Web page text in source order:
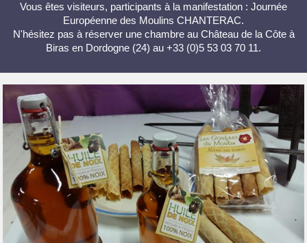
Vous êtes visiteurs, participants à la manifestation : Journée
Européenne des Moulins CHANTERAC.
N'hésitez pas à réserver une chambre au Château de la Côte à
Biras en Dordogne (24) au +33 (0)5 53 03 70 11.